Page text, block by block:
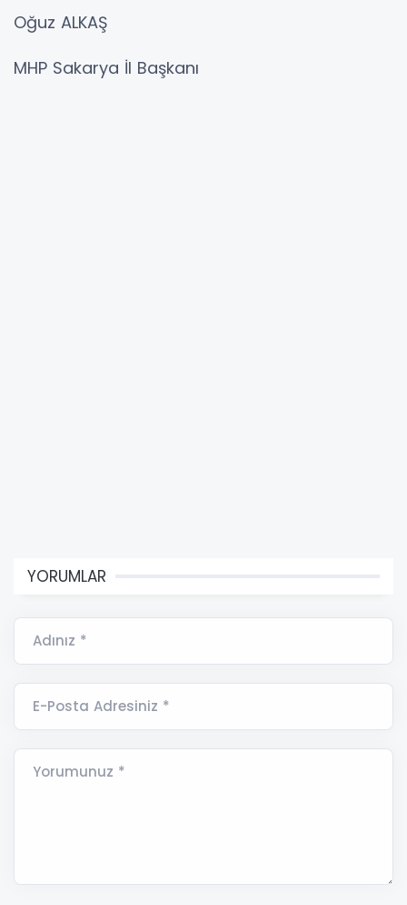
Oğuz ALKAŞ
MHP Sakarya İl Başkanı
YORUMLAR
Adınız *
E-Posta Adresiniz *
Yorumunuz *